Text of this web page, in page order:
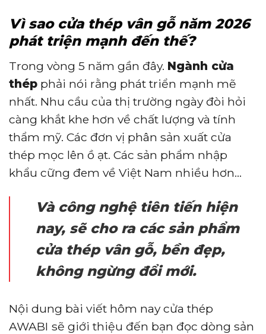
Vì sao cửa thép vân gỗ năm 2026
phát triện mạnh đến thế?
Trong vòng 5 năm gần đây. Ngành cửa
thép phải nói rằng phát triển mạnh mẽ
nhất. Nhu cầu của thị trường ngày đòi hỏi
càng khắt khe hơn về chất lượng và tính
thẩm mỹ. Các đơn vị phân sản xuất cửa
thép mọc lên ồ ạt. Các sản phẩm nhập
khẩu cững đem về Việt Nam nhiều hơn…
Và công nghệ tiên tiến hiện
nay, sẽ cho ra các sản phẩm
cửa thép vân gỗ, bền đẹp,
không ngừng đổi mới.
Nội dung bài viết hôm nay cửa thép
AWABI sẽ giới thiệu đến bạn đọc dòng sản